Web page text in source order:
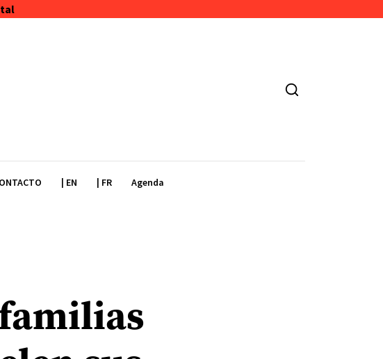
| EN | FR Agenda